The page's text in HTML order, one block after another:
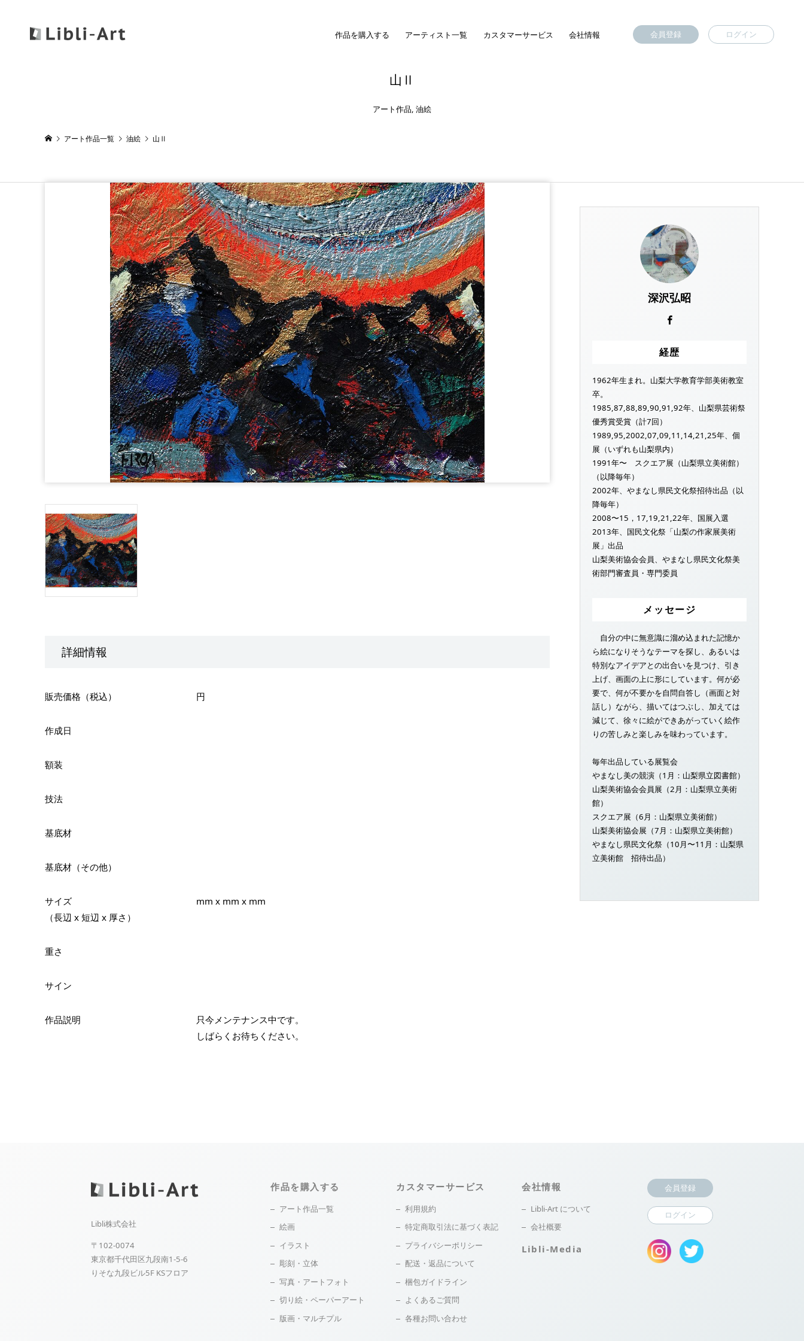
作品を購入する アーティスト一覧 カスタマーサービス 会社情報 会員登録 ログイン
山Ⅱ
アート作品, 油絵
アート作品一覧 油絵 山Ⅱ
詳細情報
販売価格（税込） 円
作成日
額装
技法
基底材
基底材（その他）
サイズ
（長辺 x 短辺 x 厚さ）
mm x mm x mm
重さ
サイン
作品説明
只今メンテナンス中です。
しばらくお待ちください。
深沢弘昭
経歴
1962年生まれ。山梨大学教育学部美術教室
卒。
1985,87,88,89,90,91,92年、山梨県芸術祭
優秀賞受賞（計7回）
1989,95,2002,07,09,11,14,21,25年、個
展（いずれも山梨県内）
1991年〜 スクエア展（山梨県立美術館）
（以降毎年）
2002年、やまなし県民文化祭招待出品（以
降毎年）
2008〜15，17,19,21,22年、国展入選
2013年、国民文化祭「山梨の作家展美術
展」出品
山梨美術協会会員、やまなし県民文化祭美
術部門審査員・専門委員
メッセージ
自分の中に無意識に溜め込まれた記憶か
ら絵になりそうなテーマを探し、あるいは
特別なアイデアとの出合いを見つけ、引き
上げ、画面の上に形にしています。何が必
要で、何が不要かを自問自答し（画面と対
話し）ながら、描いてはつぶし、加えては
減じて、徐々に絵ができあがっていく絵作
りの苦しみと楽しみを味わっています。
毎年出品している展覧会
やまなし美の競演（1月：山梨県立図書館）
山梨美術協会会員展（2月：山梨県立美術
館）
スクエア展（6月：山梨県立美術館）
山梨美術協会展（7月：山梨県立美術館）
やまなし県民文化祭（10月〜11月：山梨県
立美術館 招待出品）
Libli株式会社
〒102-0074
東京都千代田区九段南1-5-6
りそな九段ビル5F KSフロア
作品を購入する
アート作品一覧
絵画
イラスト
彫刻・立体
写真・アートフォト
切り絵・ペーパーアート
版画・マルチプル
カスタマーサービス
利用規約
特定商取引法に基づく表記
プライバシーポリシー
配送・返品について
梱包ガイドライン
よくあるご質問
各種お問い合わせ
会社情報
Libli-Art について
会社概要
Libli-Media
会員登録
ログイン